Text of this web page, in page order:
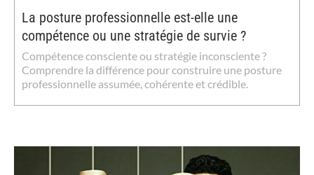
La posture professionnelle est-elle une
compétence ou une stratégie de survie ?
Compétence consciente ou stratégie inconsciente ?
Comprendre la différence pour construire une posture
professionnelle assumée, cohérente et crédible.